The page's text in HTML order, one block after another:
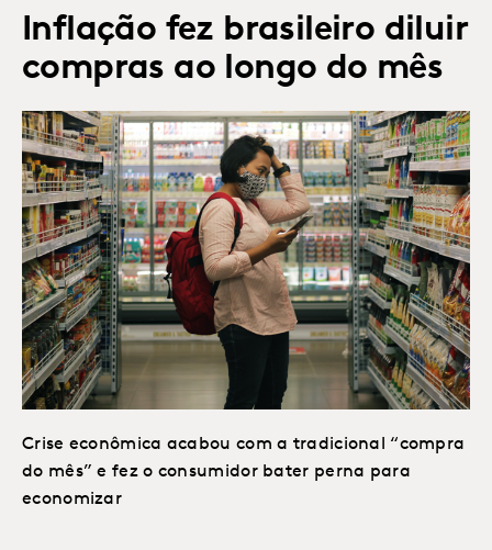
Inflação fez brasileiro diluir
compras ao longo do mês
Crise econômica acabou com a tradicional “compra
do mês” e fez o consumidor bater perna para
economizar